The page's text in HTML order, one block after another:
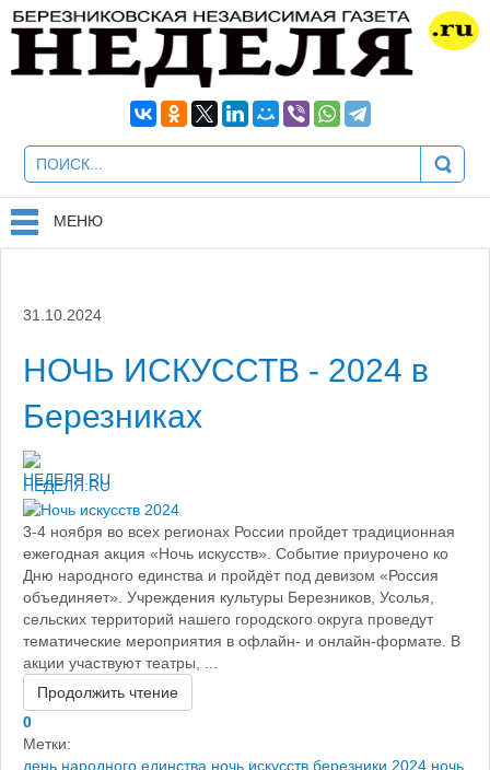
МЕНЮ
31.10.2024
НОЧЬ ИСКУССТВ - 2024 в
Березниках
НЕДЕЛЯ.RU
3-4 ноября во всех регионах России пройдет традиционная
ежегодная акция «Ночь искусств». Событие приурочено ко
Дню народного единства и пройдёт под девизом «Россия
объединяет». Учреждения культуры Березников, Усолья,
сельских территорий нашего городского округа проведут
тематические мероприятия в офлайн- и онлайн-формате. В
акции участвуют театры, ...
Продолжить чтение
0
Метки:
день народного единства ночь искусств березники 2024 ночь